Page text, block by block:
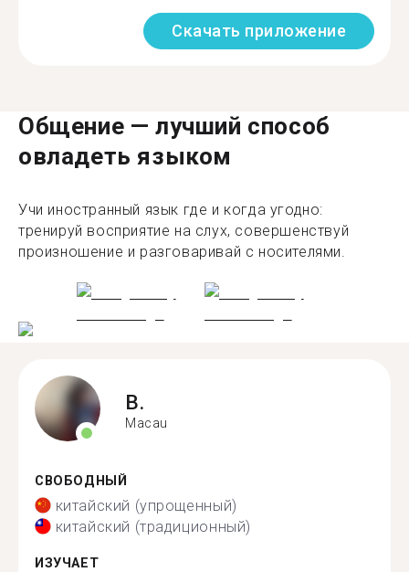
Скачать приложение
Общение — лучший способ
овладеть языком
Учи иностранный язык где и когда угодно:
тренируй восприятие на слух, совершенствуй
произношение и разговаривай с носителями.
B.
Macau
СВОБОДНЫЙ
китайский (упрощенный)
китайский (традиционный)
ИЗУЧАЕТ